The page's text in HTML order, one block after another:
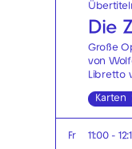
Die
Große
von
Libretto
Karten
Fr 11:00 -